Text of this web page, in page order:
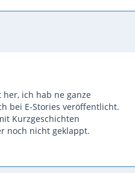
her, ich hab ne ganze
bei E-Stories veröffentlicht.
Kurzgeschichten
noch nicht geklappt.